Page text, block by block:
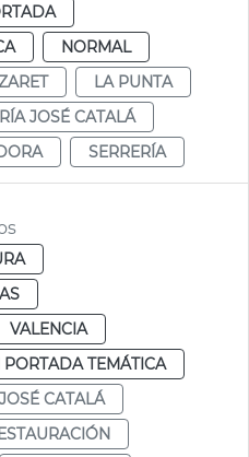
NORMAL
LA PUNTA
JOSÉ CATALÁ
SERRERÍA
VALENCIA
PORTADA TEMÁTICA
CATALÁ